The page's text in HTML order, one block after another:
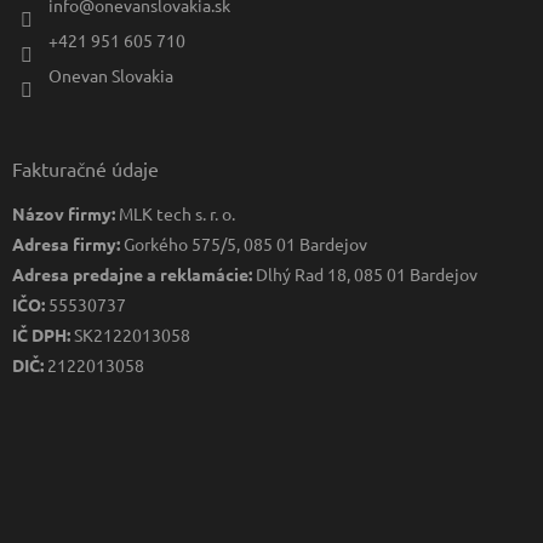
info@onevanslovakia.sk
+421 951 605 710
Onevan Slovakia
Fakturačné údaje
Názov firmy: MLK tech s. r. o.
Adresa firmy: Gorkého 575/5, 085 01 Bardejov
Adresa predajne a reklamácie: Dlhý Rad 18, 085 01 Bardejov
IČO: 55530737
IČ DPH:SK2122013058
DIČ: 2122013058